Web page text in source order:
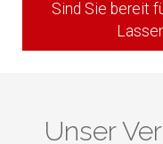
Sind Sie bereit
Unser